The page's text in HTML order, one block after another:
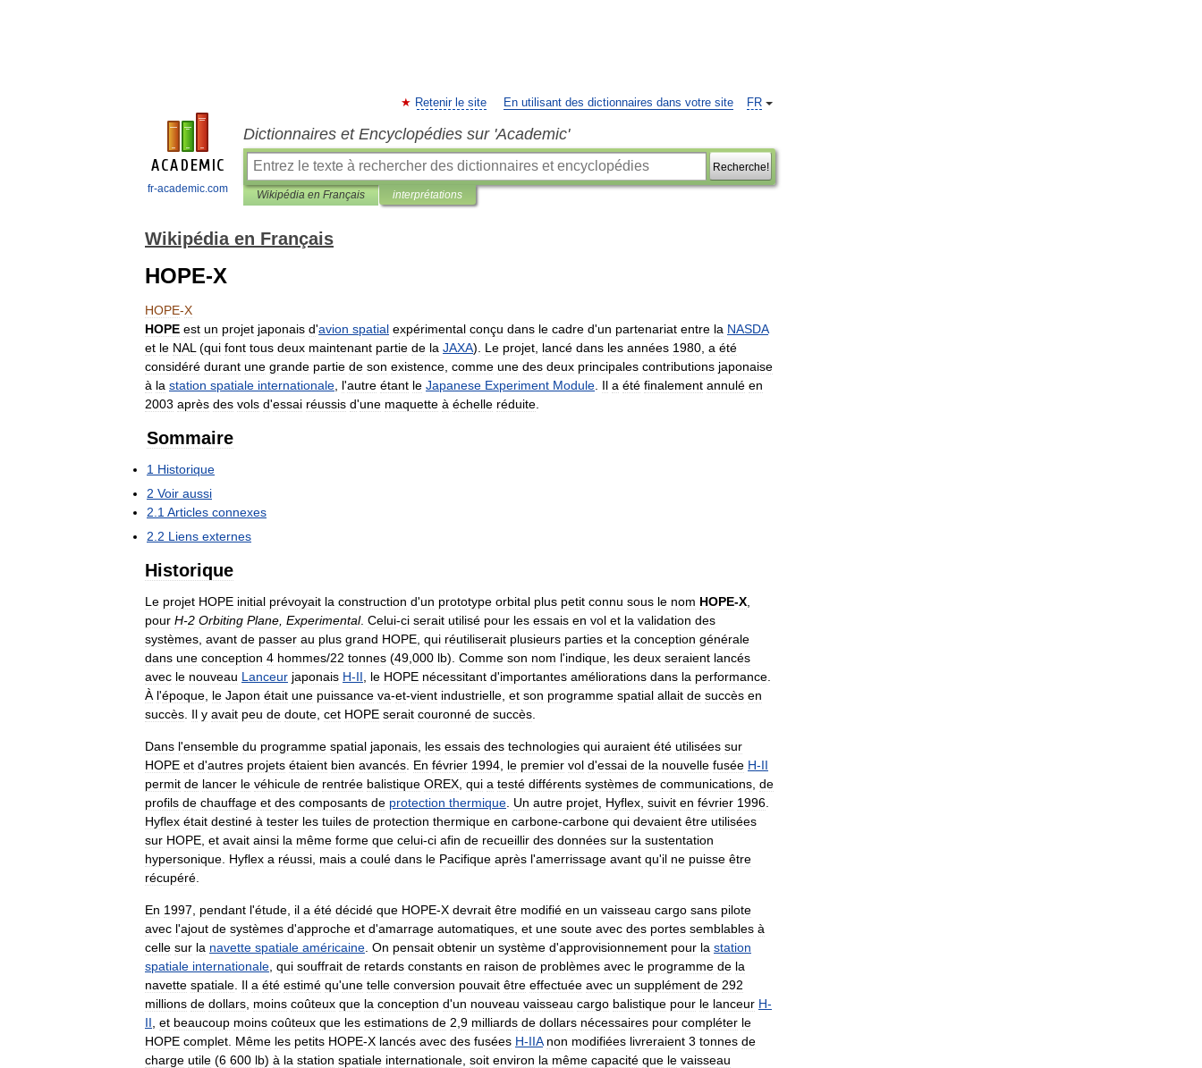
fr-academic.com
FR
Retenir le site En utilisant des dictionnaires dans votre site
Dictionnaires et Encyclopédies sur 'Academic'
Recherche!
Wikipédia en Français interprétations
Wikipédia en Français
HOPE-X
HOPE-X
HOPE est un projet japonais d'avion spatial expérimental conçu dans le cadre d'un partenariat entre la NASDA
et le NAL (qui font tous deux maintenant partie de la JAXA). Le projet lancé dans les années 1980 a été
considéré durant une grande partie de son existence comme une des deux principales contributions japonaise
à la station spatiale internationale l'autre étant le Japanese Experiment Module Il a été finalement annulé en
2003 après des vols d'essai réussis d'une maquette à échelle réduite
Sommaire
1 Historique
2 Voir aussi
2 1 Articles connexes
2 2 Liens externes
Historique
Le projet HOPE initial prévoyait la construction d'un prototype orbital plus petit connu sous le nom HOPE-X
pour H-2 Orbiting Plane Experimental. Celui-ci serait utilisé pour les essais en vol et la validation des
systèmes avant de passer au plus grand HOPE qui réutiliserait plusieurs parties et la conception générale
dans une conception 4 hommes/22 tonnes (49 000 lb). Comme son nom l'indique les deux seraient lancés
avec le nouveau Lanceur japonais H-II le HOPE nécessitant d'importantes améliorations dans la performance
À l'époque le Japon était une puissance va-et-vient industrielle et son programme spatial allait de succès en
succès Il y avait peu de doute cet HOPE serait couronné de succès
Dans l'ensemble du programme spatial japonais les essais des technologies qui auraient été utilisées sur
HOPE et d'autres projets étaient bien avancés En février 1994 le premier vol d'essai de la nouvelle fusée H-II
permit de lancer le véhicule de rentrée balistique OREX qui a testé différents systèmes de communications de
profils de chauffage et des composants de protection thermique Un autre projet Hyflex suivit en février 1996
Hyflex était destiné à tester les tuiles de protection thermique en carbone-carbone qui devaient être utilisées
sur HOPE et avait ainsi la même forme que celui-ci afin de recueillir des données sur la sustentation
hypersonique Hyflex a réussi mais a coulé dans le Pacifique après l'amerrissage avant qu'il ne puisse être
récupéré
En 1997 pendant l'étude il a été décidé que HOPE-X devrait être modifié en un vaisseau cargo sans pilote
avec l'ajout de systèmes d'approche et d'amarrage automatiques et une soute avec des portes semblables à
celle sur la navette spatiale américaine On pensait obtenir un système d'approvisionnement pour la station
spatiale internationale qui souffrait de retards constants en raison de problèmes avec le programme de la
navette spatiale Il a été estimé qu'une telle conversion pouvait être effectuée avec un supplément de 292
millions de dollars moins coûteux que la conception d'un nouveau vaisseau cargo balistique pour le lanceur H-
II et beaucoup moins coûteux que les estimations de 2 9 milliards de dollars nécessaires pour compléter le
HOPE complet Même les petits HOPE-X lancés avec des fusées H-IIA non modifiées livreraient 3 tonnes de
charge utile (6 600 lb) à la station spatiale internationale soit environ la même capacité que le vaisseau